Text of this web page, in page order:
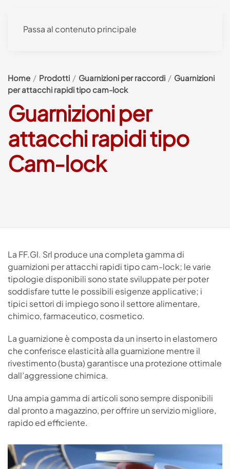
Passa al contenuto principale
Home Prodotti Guarnizioni per raccordi
Guarnizioni
per attacchi rapidi tipo cam-lock
Guarnizioni per
attacchi rapidi tipo
Cam-lock
La FF.GI. Srl produce una completa gamma di
guarnizioni per attacchi rapidi tipo cam-lock; le varie
tipologie disponibili sono state sviluppate per poter
soddisfare tutte le possibili esigenze applicative; i
tipici settori di impiego sono il settore alimentare,
chimico, farmaceutico, cosmetico.
La guarnizione è composta da un inserto in elastomero
che conferisce elasticità alla guarnizione mentre il
rivestimento (busta) garantisce una protezione ottimale
dall’aggressione chimica.
Una ampia gamma di articoli sono sempre disponibili
dal pronto a magazzino, per offrire un servizio migliore,
rapido ed efficiente.